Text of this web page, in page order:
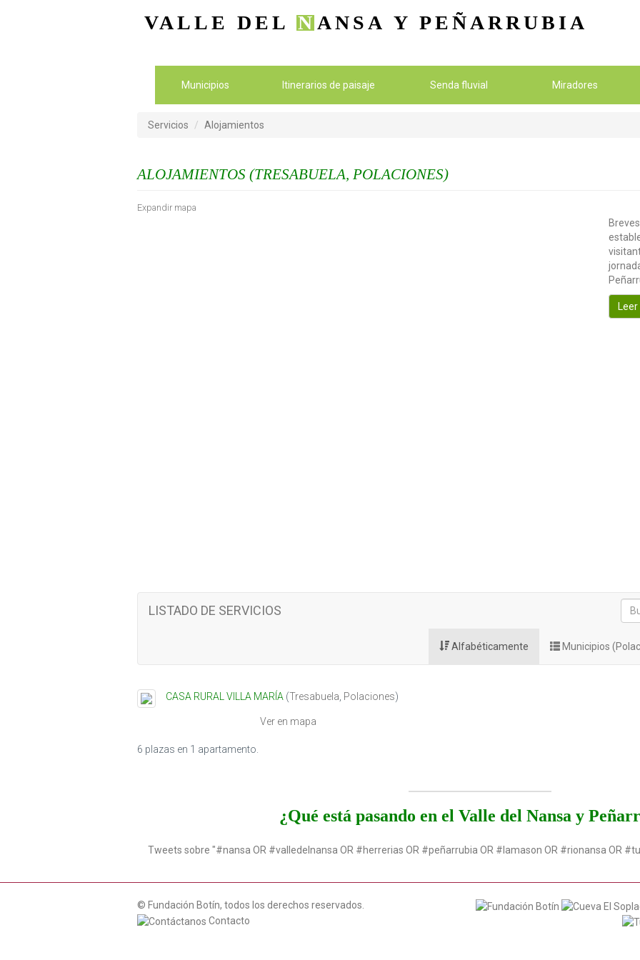
VALLE DEL NANSA Y PEÑARRUBIA
Municipios Itinerarios de paisaje Senda fluvial Miradores
Servicios Alojamientos
ALOJAMIENTOS (TRESABUELA, POLACIONES)
Expandir mapa
LISTADO DE SERVICIOS
Alfabéticamente Municipios
CASA RURAL VILLA MARÍA (Tresabuela Polaciones)
Ver en mapa
6 plazas en 1 apartamento.
¿Qué está pasando en el Valle del Nansa y
Tweets sobre "#nansa OR #valledelnansa OR #herrerias OR #peñarrubia OR #lamason OR #rionansa OR
© Fundación Botín, todos los derechos reservados.
Contacto